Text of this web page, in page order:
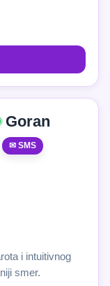
Goran
✉ SMS
i intuitivnog
smer.